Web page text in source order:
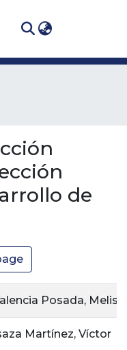
de
Posada,
Martínez, Víctor